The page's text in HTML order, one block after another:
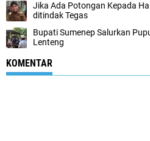
Jika Ada Potongan Kepada
ditindak Tegas
Bupati Sumenep Salurkan
Lenteng
KOMENTAR